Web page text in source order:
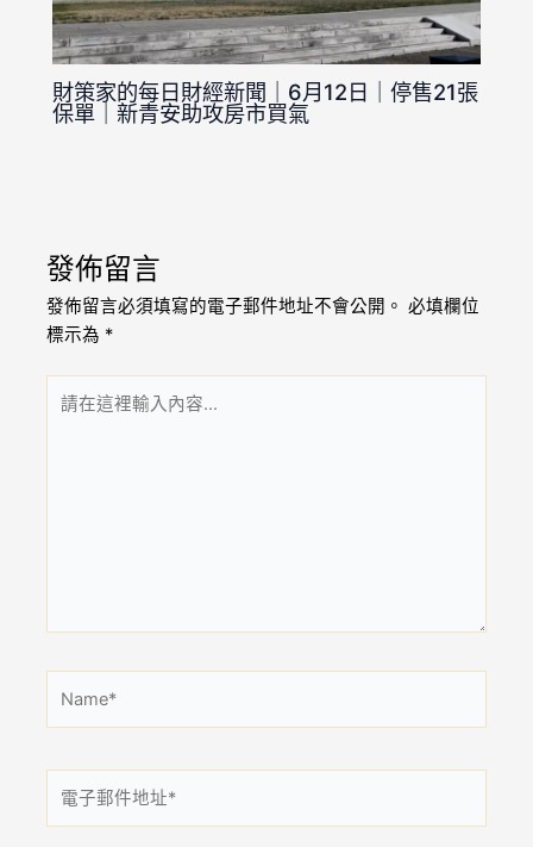
財策家的每日財經新聞｜6月12日｜停售21張
保單｜新青安助攻房市買氣
發佈留言
發佈留言必須填寫的電子郵件地址不會公開。 必填欄位
標示為 *
在
子